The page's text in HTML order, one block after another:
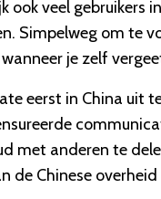
ook veel gebruikers
Simpelweg om te
je zelf
eerst in China
met anderen te
de Chinese